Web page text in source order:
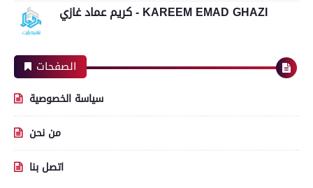
كريم عماد غازي - KAREEM EMAD GHAZI
الصفحات
سياسة الخصوصية
من نحن
اتصل بنا